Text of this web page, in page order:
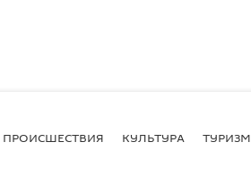
ПРОИСШЕСТВИЯ КУЛЬТУРА ТУРИЗМ